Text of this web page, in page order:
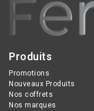
Produits
Promotions
Nouveaux Produits
Nos coffrets
Nos marques